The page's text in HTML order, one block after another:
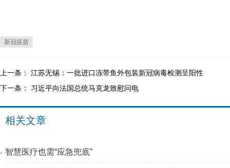
新冠疫苗
上一条： 江苏无锡：一批进口冻带鱼外包装新冠病毒检测呈阳性
下一条： 习近平向法国总统马克龙致慰问电
相关文章
智慧医疗也需“应急兜底”